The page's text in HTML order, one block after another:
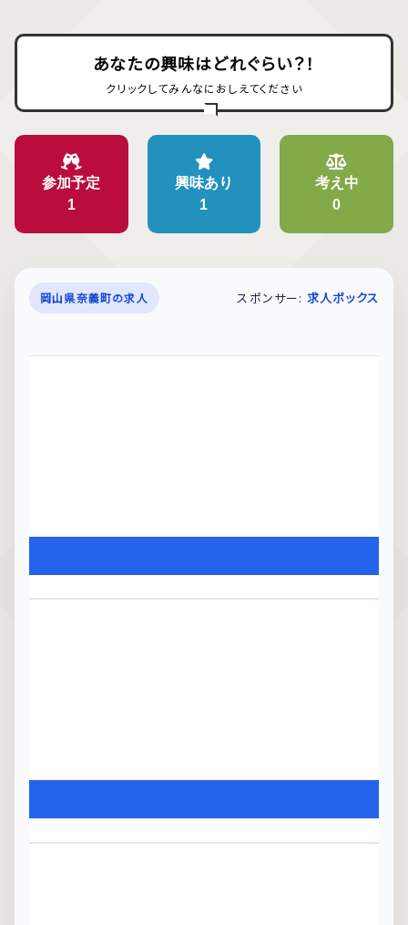
あなたの興味はどれぐらい？！
クリックしてみんなにおしえてください
参加予定
1
興味あり
1
考え中
0
岡山県奈義町の求人 スポンサー: 求人ボックス